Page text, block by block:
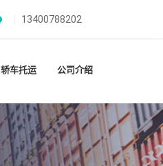
13400788202
轿车托运 公司介绍